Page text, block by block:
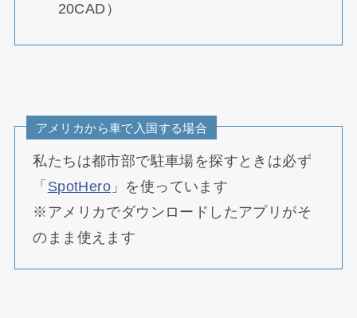
20CAD）
アメリカから車で入国する場合
私たちは都市部で駐車場を探すときは必ず
「 SpotHero」を使っています
※アメリカでダウンロードしたアプリがそ
のまま使えます